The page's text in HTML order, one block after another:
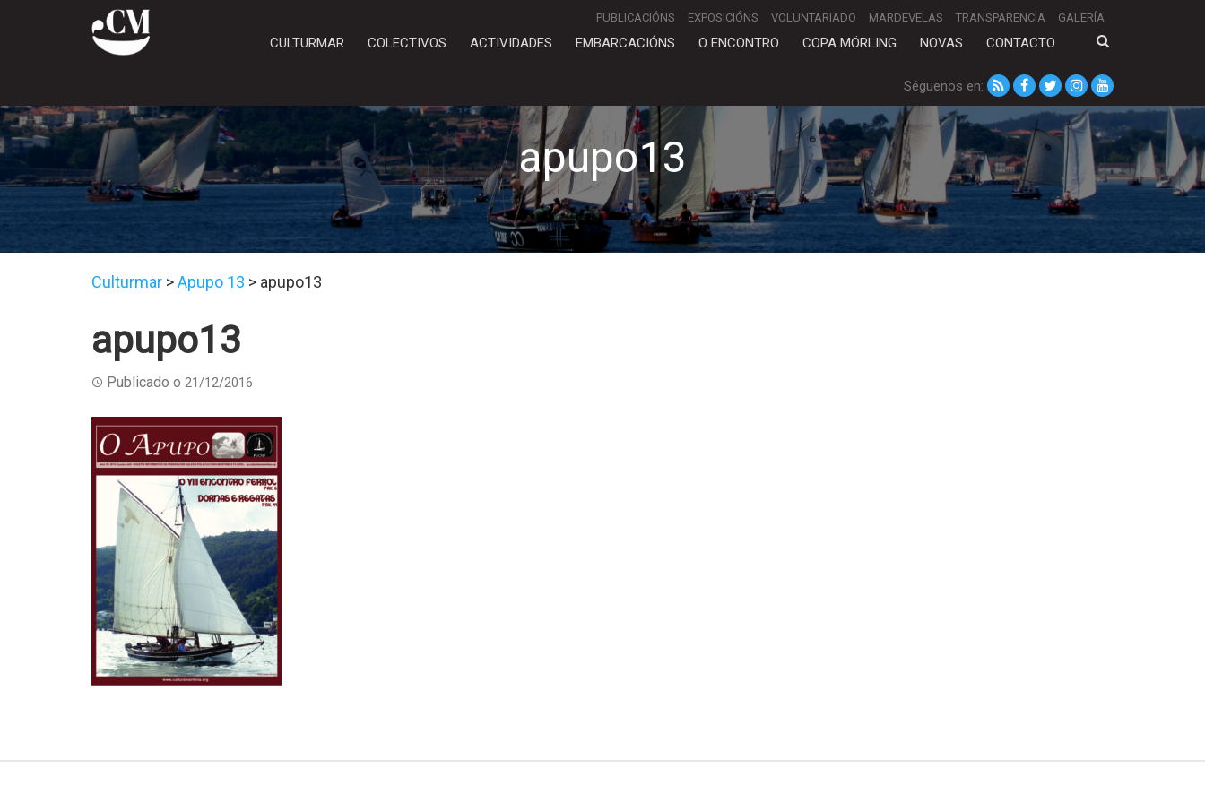
PUBLICACIÓNS EXPOSICIÓNS VOLUNTARIADO MARDEVELAS TRANSPARENCIA GALERÍA
CULTURMAR COLECTIVOS ACTIVIDADES EMBARCACIÓNS O ENCONTRO COPA MÖRLING NOVAS CONTACTO
Séguenos en:
apupo13
Culturmar >Apupo 13 > apupo13
apupo13
Publicado o 21/12/2016